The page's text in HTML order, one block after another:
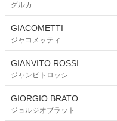
グルカ
GIACOMETTI
ジャコメッティ
GIANVITO ROSSI
ジャンビトロッシ
GIORGIO BRATO
ジョルジオブラット